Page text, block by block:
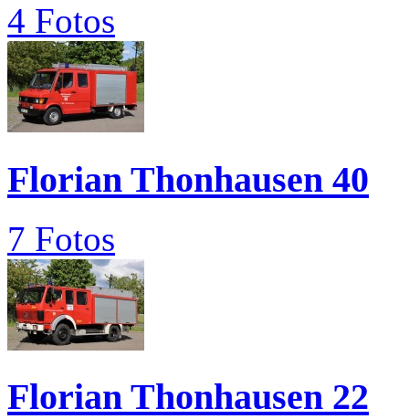
4 Fotos
Florian Thonhausen 40
7 Fotos
Florian Thonhausen 22